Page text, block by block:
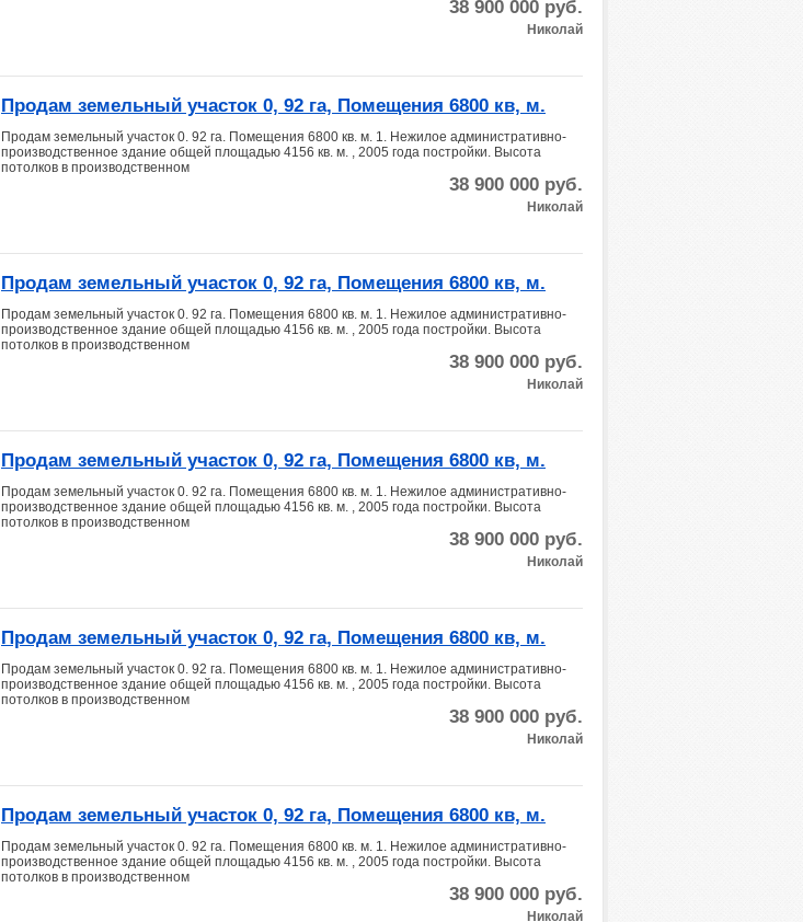
38 900 000 руб.
Николай
Продам земельный участок 0, 92 га, Помещения 6800 кв, м.
Продам земельный участок 0. 92 га. Помещения 6800 кв. м. 1. Нежилое административно-
производственное здание общей площадью 4156 кв. м. , 2005 года постройки. Высота
потолков в производственном
38 900 000 руб.
Николай
Продам земельный участок 0, 92 га, Помещения 6800 кв, м.
Продам земельный участок 0. 92 га. Помещения 6800 кв. м. 1. Нежилое административно-
производственное здание общей площадью 4156 кв. м. , 2005 года постройки. Высота
потолков в производственном
38 900 000 руб.
Николай
Продам земельный участок 0, 92 га, Помещения 6800 кв, м.
Продам земельный участок 0. 92 га. Помещения 6800 кв. м. 1. Нежилое административно-
производственное здание общей площадью 4156 кв. м. , 2005 года постройки. Высота
потолков в производственном
38 900 000 руб.
Николай
Продам земельный участок 0, 92 га, Помещения 6800 кв, м.
Продам земельный участок 0. 92 га. Помещения 6800 кв. м. 1. Нежилое административно-
производственное здание общей площадью 4156 кв. м. , 2005 года постройки. Высота
потолков в производственном
38 900 000 руб.
Николай
Продам земельный участок 0, 92 га, Помещения 6800 кв, м.
Продам земельный участок 0. 92 га. Помещения 6800 кв. м. 1. Нежилое административно-
производственное здание общей площадью 4156 кв. м. , 2005 года постройки. Высота
потолков в производственном
38 900 000 руб.
Николай